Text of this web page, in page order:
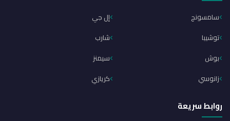
سامسونج
إل جي
توشيبا
شارب
بوش
سيمنز
زانوسي
كريازي
روابط سريعة